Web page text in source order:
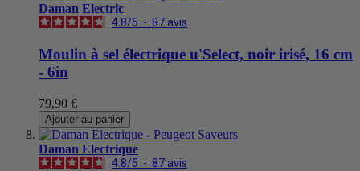
Daman Electric
4.8/5 - 87 avis
Moulin à sel électrique u'Select, noir irisé, 16 cm
- 6in
79,90 €
Ajouter au panier
Daman Electrique
4.8/5 - 87 avis